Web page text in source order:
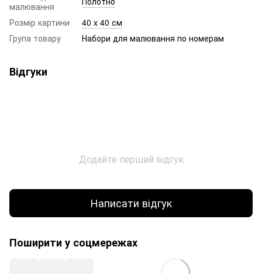
малювання
Розмір картини
40 х 40 см
Група товару
Набори для малювання по номерам
Відгуки
Додайте перший відгук
Написати відгук
Поширити у соцмережах